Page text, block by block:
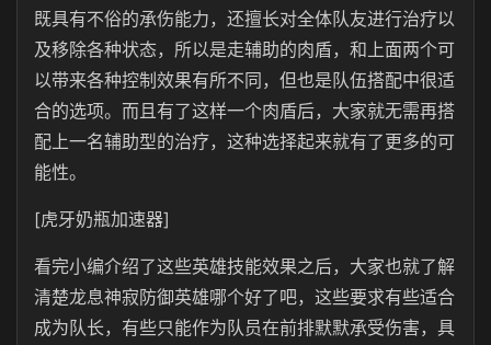
既具有不俗的承伤能力，还擅长对全体队友进行治疗以
及移除各种状态，所以是走辅助的肉盾，和上面两个可
以带来各种控制效果有所不同，但也是队伍搭配中很适
合的选项。而且有了这样一个肉盾后，大家就无需再搭
配上一名辅助型的治疗，这种选择起来就有了更多的可
能性。
[虎牙奶瓶加速器]
看完小编介绍了这些英雄技能效果之后，大家也就了解
清楚龙息神寂防御英雄哪个好了吧，这些要求有些适合
成为队长，有些只能作为队员在前排默默承受伤害，具